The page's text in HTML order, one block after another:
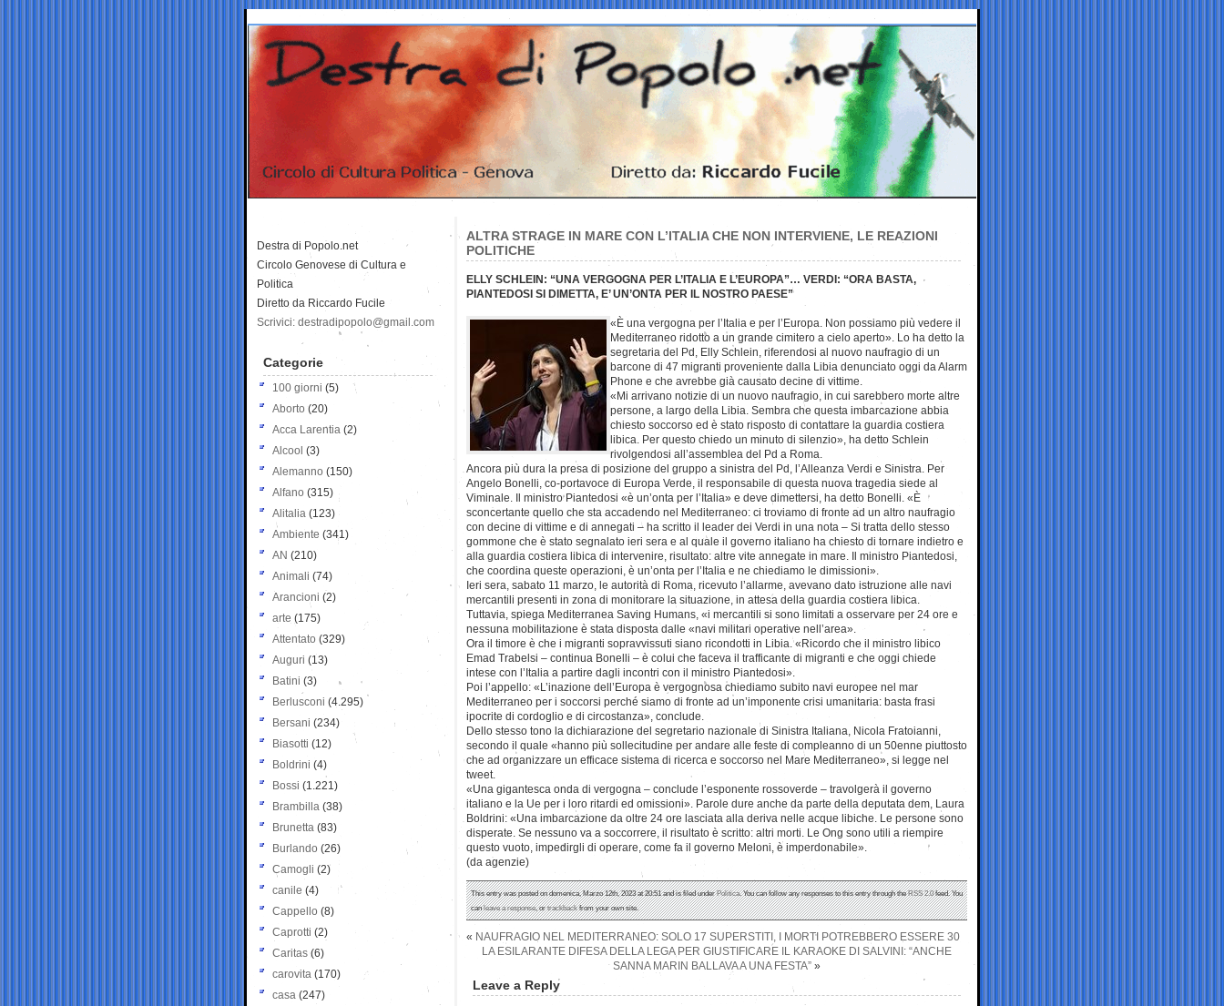
ALTRA STRAGE IN MARE CON L’ITALIA CHE NON INTERVIENE, LE REAZIONI
POLITICHE
ELLY SCHLEIN: “UNA VERGOGNA PER L’ITALIA E L’EUROPA”… VERDI: “ORA BASTA,
PIANTEDOSI SI DIMETTA, E’ UN’ONTA PER IL NOSTRO PAESE”
«È una vergogna per l’Italia e per l’Europa. Non possiamo più vedere il
Mediterraneo ridotto a un grande cimitero a cielo aperto». Lo ha detto la
segretaria del Pd, Elly Schlein, riferendosi al nuovo naufragio di un
barcone di 47 migranti proveniente dalla Libia denunciato oggi da Alarm
Phone e che avrebbe già causato decine di vittime.
«Mi arrivano notizie di un nuovo naufragio, in cui sarebbero morte altre
persone, a largo della Libia. Sembra che questa imbarcazione abbia
chiesto soccorso ed è stato risposto di contattare la guardia costiera
libica. Per questo chiedo un minuto di silenzio», ha detto Schlein
rivolgendosi all’assemblea del Pd a Roma.
Ancora più dura la presa di posizione del gruppo a sinistra del Pd, l’Alleanza Verdi e Sinistra. Per
Angelo Bonelli, co-portavoce di Europa Verde, il responsabile di questa nuova tragedia siede al
Viminale. Il ministro Piantedosi «è un’onta per l’Italia» e deve dimettersi, ha detto Bonelli. «È
sconcertante quello che sta accadendo nel Mediterraneo: ci troviamo di fronte ad un altro naufragio
con decine di vittime e di annegati – ha scritto il leader dei Verdi in una nota – Si tratta dello stesso
gommone che è stato segnalato ieri sera e al quale il governo italiano ha chiesto di tornare indietro e
alla guardia costiera libica di intervenire, risultato: altre vite annegate in mare. Il ministro Piantedosi,
che coordina queste operazioni, è un’onta per l’Italia e ne chiediamo le dimissioni».
Ieri sera, sabato 11 marzo, le autorità di Roma, ricevuto l’allarme, avevano dato istruzione alle navi
mercantili presenti in zona di monitorare la situazione, in attesa della guardia costiera libica.
Tuttavia, spiega Mediterranea Saving Humans, «i mercantili si sono limitati a osservare per 24 ore e
nessuna mobilitazione è stata disposta dalle «navi militari operative nell’area».
Ora il timore è che i migranti sopravvissuti siano ricondotti in Libia. «Ricordo che il ministro libico
Emad Trabelsi – continua Bonelli – è colui che faceva il trafficante di migranti e che oggi chiede
intese con l’Italia a partire dagli incontri con il ministro Piantedosi».
Poi l’appello: «L’inazione dell’Europa è vergognosa chiediamo subito navi europee nel mar
Mediterraneo per i soccorsi perché siamo di fronte ad un’imponente crisi umanitaria: basta frasi
ipocrite di cordoglio e di circostanza», conclude.
Dello stesso tono la dichiarazione del segretario nazionale di Sinistra Italiana, Nicola Fratoianni,
secondo il quale «hanno più sollecitudine per andare alle feste di compleanno di un 50enne piuttosto
che ad organizzare un efficace sistema di ricerca e soccorso nel Mare Mediterraneo», si legge nel
tweet.
«Una gigantesca onda di vergogna – conclude l’esponente rossoverde – travolgerà il governo
italiano e la Ue per i loro ritardi ed omissioni». Parole dure anche da parte della deputata dem, Laura
Boldrini: «Una imbarcazione da oltre 24 ore lasciata alla deriva nelle acque libiche. Le persone sono
disperate. Se nessuno va a soccorrere, il risultato è scritto: altri morti. Le Ong sono utili a riempire
questo vuoto, impedirgli di operare, come fa il governo Meloni, è imperdonabile».
(da agenzie)
This entry was posted on domenica, Marzo 12th, 2023 at 20:51 and is filed underPolitica. You can follow any responses to this entry through theRSS 2.0feed. You
canleave a response, ortrackbackfrom your own site.
« NAUFRAGIO NEL MEDITERRANEO: SOLO 17 SUPERSTITI, I MORTI POTREBBERO ESSERE 30
LA ESILARANTE DIFESA DELLA LEGA PER GIUSTIFICARE IL KARAOKE DI SALVINI: “ANCHE
SANNA MARIN BALLAVA A UNA FESTA” »
Leave a Reply
Destra di Popolo.net
Circolo Genovese di Cultura e
Politica
Diretto da Riccardo Fucile
Scrivici: destradipopolo@gmail.com
Categorie
100 giorni (5)
Aborto (20)
Acca Larentia (2)
Alcool (3)
Alemanno (150)
Alfano (315)
Alitalia (123)
Ambiente (341)
AN (210)
Animali (74)
Arancioni (2)
arte (175)
Attentato (329)
Auguri (13)
Batini (3)
Berlusconi (4.295)
Bersani (234)
Biasotti (12)
Boldrini (4)
Bossi (1.221)
Brambilla (38)
Brunetta (83)
Burlando (26)
Camogli (2)
canile (4)
Cappello (8)
Caprotti (2)
Caritas (6)
carovita (170)
casa (247)